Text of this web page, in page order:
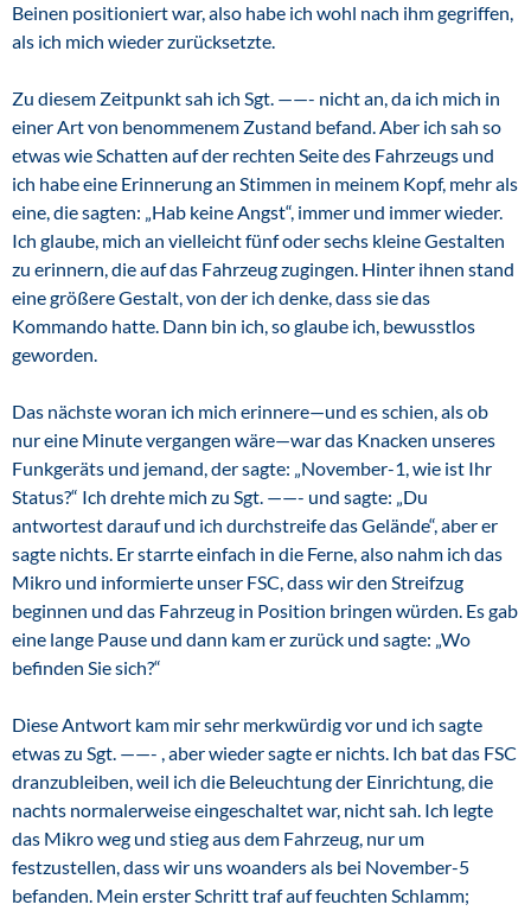
Beinen positioniert war, also habe ich wohl nach ihm gegriffen,
als ich mich wieder zurücksetzte.
Zu diesem Zeitpunkt sah ich Sgt. ——- nicht an, da ich mich in
einer Art von benommenem Zustand befand. Aber ich sah so
etwas wie Schatten auf der rechten Seite des Fahrzeugs und
ich habe eine Erinnerung an Stimmen in meinem Kopf, mehr als
eine, die sagten: „Hab keine Angst“, immer und immer wieder.
Ich glaube, mich an vielleicht fünf oder sechs kleine Gestalten
zu erinnern, die auf das Fahrzeug zugingen. Hinter ihnen stand
eine größere Gestalt, von der ich denke, dass sie das
Kommando hatte. Dann bin ich, so glaube ich, bewusstlos
geworden.
Das nächste woran ich mich erinnere—und es schien, als ob
nur eine Minute vergangen wäre—war das Knacken unseres
Funkgeräts und jemand, der sagte: „November-1, wie ist Ihr
Status?“ Ich drehte mich zu Sgt. ——- und sagte: „Du
antwortest darauf und ich durchstreife das Gelände“, aber er
sagte nichts. Er starrte einfach in die Ferne, also nahm ich das
Mikro und informierte unser FSC, dass wir den Streifzug
beginnen und das Fahrzeug in Position bringen würden. Es gab
eine lange Pause und dann kam er zurück und sagte: „Wo
befinden Sie sich?“
Diese Antwort kam mir sehr merkwürdig vor und ich sagte
etwas zu Sgt. ——- , aber wieder sagte er nichts. Ich bat das FSC
dranzubleiben, weil ich die Beleuchtung der Einrichtung, die
nachts normalerweise eingeschaltet war, nicht sah. Ich legte
das Mikro weg und stieg aus dem Fahrzeug, nur um
festzustellen, dass wir uns woanders als bei November-5
befanden. Mein erster Schritt traf auf feuchten Schlamm;